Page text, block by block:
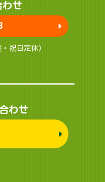
わ せ
祝日定休）
わせ